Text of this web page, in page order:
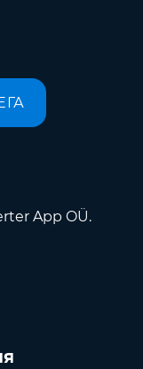
App OÜ.